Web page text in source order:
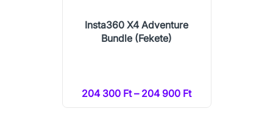
Insta360 X4 Adventure
Bundle (Fekete)
204 300 Ft – 204 900 Ft